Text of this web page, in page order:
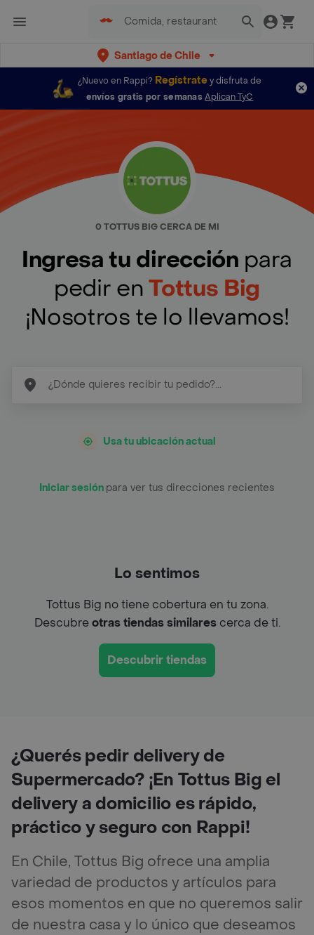
Santiago de Chile
¿Nuevo en Rappi? Regístratey disfruta de
envíos gratis por semanas Aplican TyC
0 TOTTUS BIG CERCA DE MI
Ingresa tu dirección para
pedir enTottus Big
¡Nosotros te lo llevamos!
Usa tu ubicación actual
Iniciar sesión para ver tus direcciones recientes
Lo sentimos
Tottus Big no tiene cobertura en tu zona.
Descubreotras tiendas similarescerca de ti.
Descubrir tiendas
¿Querés pedir delivery de
Supermercado? ¡En Tottus Big el
delivery a domicilio es rápido,
práctico y seguro con Rappi!
En Chile, Tottus Big ofrece una amplia
variedad de productos y artículos para
esos momentos en que no queremos salir
de nuestra casa y lo único que deseamos